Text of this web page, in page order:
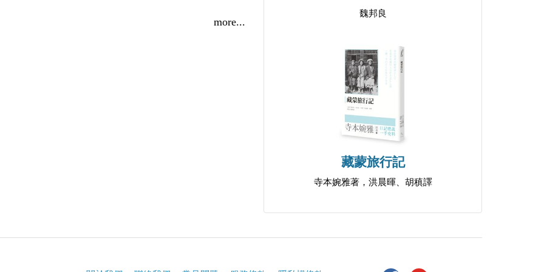
more...
魏邦良
藏蒙旅行記
寺本婉雅著，洪晨暉、胡稹譯